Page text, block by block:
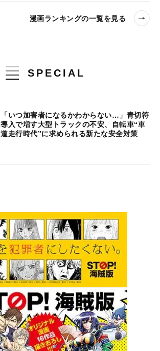
漫画ランキングの一覧を見る
SPECIAL
「いつ加害者になるかわからない…」青切符
導入で増す大型トラックの不安、自転車“車
道走行時代”に求められる新たな安全対策